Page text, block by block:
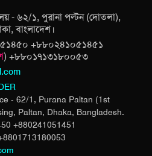
- ৬২/১, পুরানা পল্টন (দোতলা),
বাংলাদেশ।
+৮৮০২৪১০৫১৪৫১
) +৮৮০১৭১৩১৮০০৫৩
- 62/1, Purana Paltan (1st
Paltan, Dhaka, Bangladesh.
+880241051451